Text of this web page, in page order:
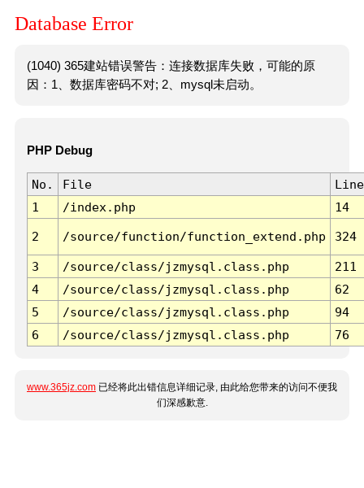
Database Error
(1040) 365建站错误警告：连接数据库失败，可能的原
因：1、数据库密码不对; 2、mysql未启动。
PHP Debug
No. File
Line
1
/index.php 14
2 /source/function/function_extend.php 324
3 /source/class/jzmysql.class.php
211
4
/source/class/jzmysql.class.php
62
5
/source/class/jzmysql.class.php
94
6
/source/class/jzmysql.class.php 76
www.365jz.com 已经将此出错信息详细记录, 由此给您带来的访问不便我
们深感歉意.